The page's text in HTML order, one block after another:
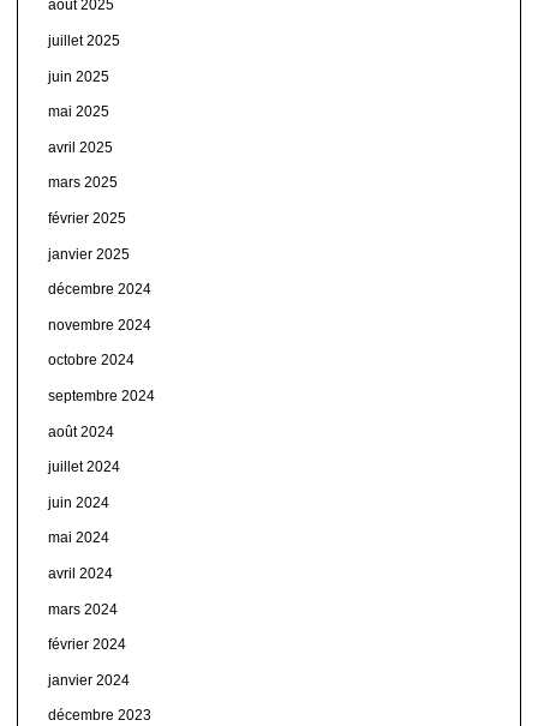
août 2025
juillet 2025
juin 2025
mai 2025
avril 2025
mars 2025
février 2025
janvier 2025
décembre 2024
novembre 2024
octobre 2024
septembre 2024
août 2024
juillet 2024
juin 2024
mai 2024
avril 2024
mars 2024
février 2024
janvier 2024
décembre 2023